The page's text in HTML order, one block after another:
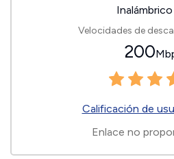
Velocidades de
200
Calificación de
Enlace no